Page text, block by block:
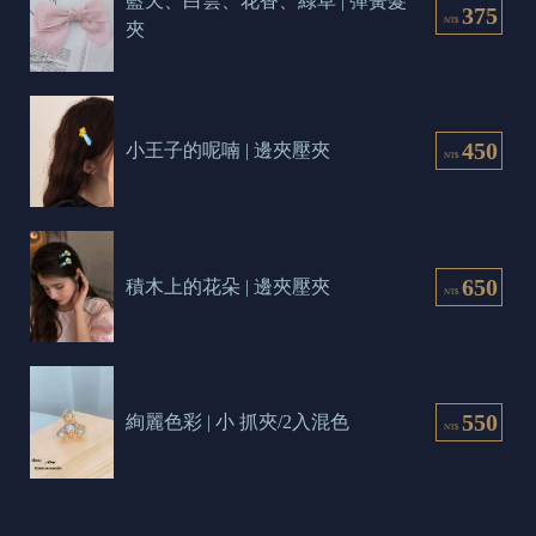
NT$ 375
夾
NT$ 450
小王子的呢喃 | 邊夾壓夾
NT$ 650
積木上的花朵 | 邊夾壓夾
NT$ 550
絢麗色彩 | 小 抓夾/2入混色